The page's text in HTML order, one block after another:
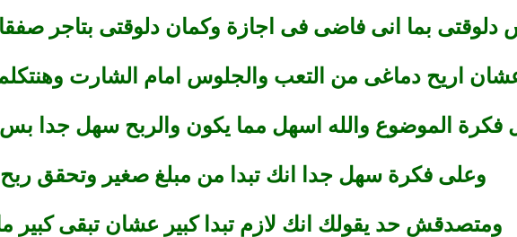
دلوقتى بما انى فاضى فى اجازة وكمان دلوقتى بتاجر
اريح دماغى من التعب والجلوس امام الشارت وهنتكلم
فكرة الموضوع والله اسهل مما يكون والربح سهل جدا بس
وعلى فكرة سهل جدا انك تبدا من مبلغ صغير وتحقق ربح
ومتصدقش حد يقولك انك لازم تبدا كبير عشان تبقى